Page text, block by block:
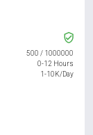
500 / 1000000
0-12 Hours
1-10K/Day